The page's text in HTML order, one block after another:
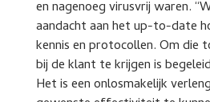
en nagenoeg virusvrij waren.
aandacht aan het up-to-date
kennis en protocollen. Om die
bij de klant te krijgen is
Het is een onlosmakelijk